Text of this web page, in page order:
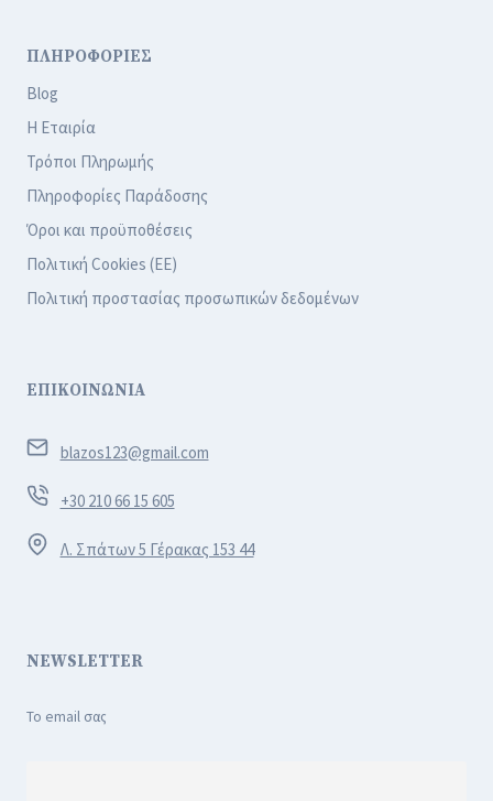
ΠΛΗΡΟΦΟΡΙΕΣ
Blog
Η Εταιρία
Τρόποι Πληρωμής
Πληροφορίες Παράδοσης
Όροι και προϋποθέσεις
Πολιτική Cookies (ΕΕ)
Πολιτική προστασίας προσωπικών δεδομένων
ΕΠΙΚΟΙΝΩΝΙΑ
blazos123@gmail.com
+30 210 66 15 605
Λ. Σπάτων 5 Γέρακας 153 44
NEWSLETTER
Το email σας